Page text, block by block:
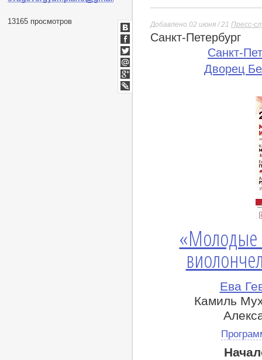
13165 просмотров Добавлено 02 июня / 21 Пресс-
Санкт-Петербург
Санкт-
Дворец
«Молодые
Ева
Камиль
ВКонтакте
Facebook
Twitter
Мой
Мир
Google+
lj